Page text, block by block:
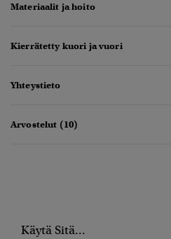
Materiaalit ja hoito
Kierrätetty kuori ja vuori
Yhteystieto
Arvostelut (10)
Käytä Sitä...